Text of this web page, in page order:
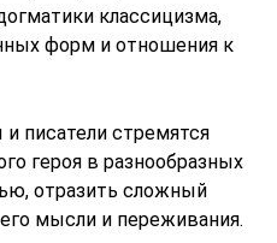
классицизма,
форм и отношения к
писатели стремятся
героя в разнообразных
отразить сложный
мысли и переживания.